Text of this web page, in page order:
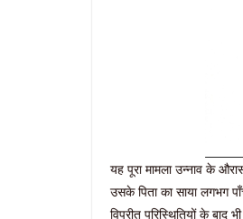
यह पूरा मामला उन्नाव के
उसके पिता का साया लगभग
विपरीत परिस्थितियों के बाद